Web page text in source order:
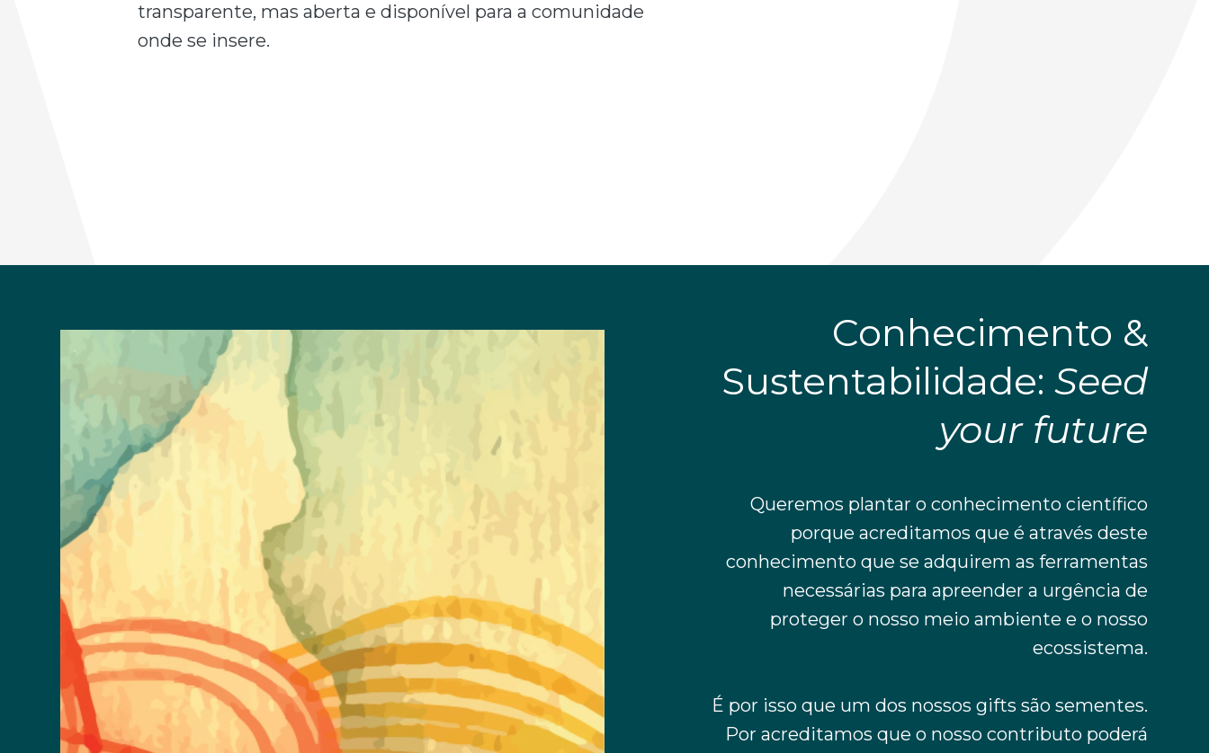
transparente, mas aberta e disponível para a comunidade
onde se insere.
Conhecimento &
Sustentabilidade: Seed
your future
Queremos plantar o conhecimento científico
porque acreditamos que é através deste
conhecimento que se adquirem as ferramentas
necessárias para apreender a urgência de
proteger o nosso meio ambiente e o nosso
ecossistema.
É por isso que um dos nossos gifts são sementes.
Por acreditamos que o nosso contributo poderá